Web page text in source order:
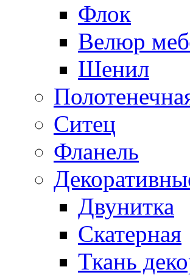
Флок
Велюр
Шенил
Ситец
Фланель
Двунитка
Скатерная
Ткань